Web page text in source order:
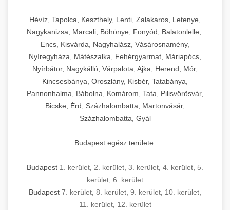
Hévíz, Tapolca, Keszthely, Lenti, Zalakaros, Letenye,
Nagykanizsa, Marcali, Böhönye, Fonyód, Balatonlelle,
Encs, Kisvárda, Nagyhalász, Vásárosnamény,
Nyíregyháza, Mátészalka, Fehérgyarmat, Máriapócs,
Nyírbátor, Nagykálló, Várpalota, Ajka, Herend, Mór,
Kincsesbánya, Oroszlány, Kisbér, Tatabánya,
Pannonhalma, Bábolna, Komárom, Tata, Pilisvörösvár,
Bicske, Érd, Százhalombatta, Martonvásár,
Százhalombatta, Gyál
Budapest egész területe:
Budapest 1. kerület, 2. kerület, 3. kerület, 4. kerület, 5.
kerület, 6. kerület
Budapest 7. kerület, 8. kerület, 9. kerület, 10. kerület,
11. kerület, 12. kerület